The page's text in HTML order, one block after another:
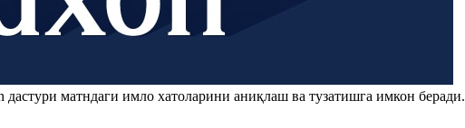
дастури матндаги имло хатоларини аниқлаш ва тузатишга имкон беради.